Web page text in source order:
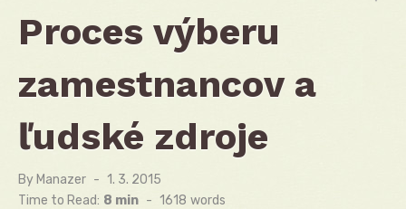
Proces výberu
zamestnancov a
ľudské zdroje
By Manazer
Posted
on
1. 3. 2015
Time to Read: 8 min - 1618 words